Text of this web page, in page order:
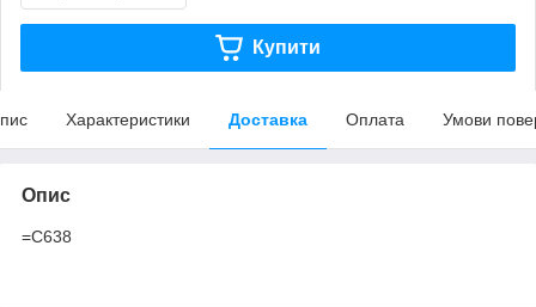
Купити
Характеристики Доставка Оплата Умови
Опис
=C638